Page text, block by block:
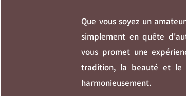
Que vous soyez un
simplement en quête
vous promet une
tradition, la beauté et le
harmonieusement.